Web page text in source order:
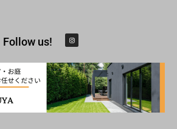
Follow us!
I
n
s
g
r
a
m